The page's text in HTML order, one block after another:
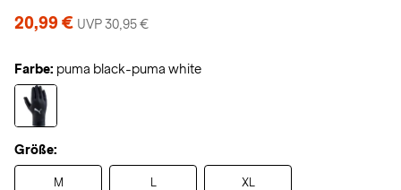
20,99 € UVP 30,95 €
Farbe: puma black-puma white
Größe:
M L XL